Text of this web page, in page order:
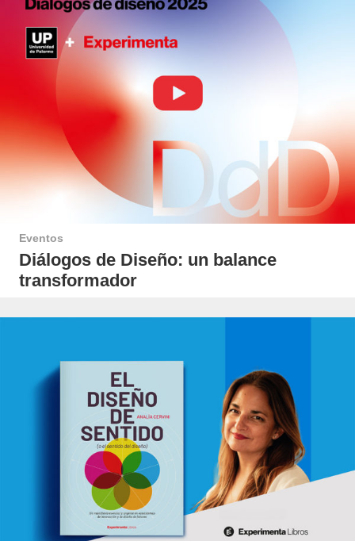
Eventos
Diálogos de Diseño: un balance
transformador